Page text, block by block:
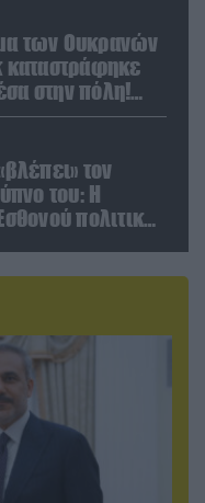
των Ουκρανών
καταστράφηκε
στην πόλη!
τον
του: Η
πολιτικού